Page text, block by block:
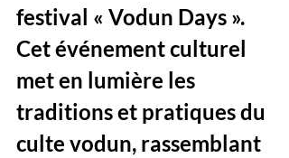
festival « Vodun Days ».
Cet événement culturel
met en lumière les
traditions et pratiques du
culte vodun, rassemblant